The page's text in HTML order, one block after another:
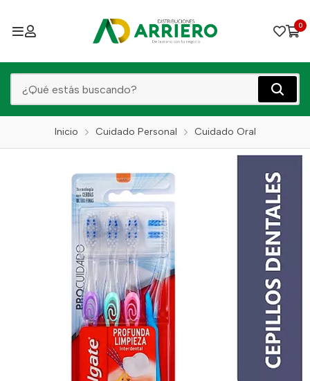
0
Inicio Cuidado Personal Cuidado Oral